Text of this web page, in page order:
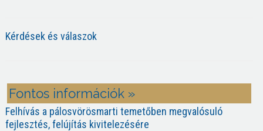
Kérdések és válaszok
Fontos információk »
Felhívás a pálosvörösmarti temetőben megvalósuló
fejlesztés, felújítás kivitelezésére